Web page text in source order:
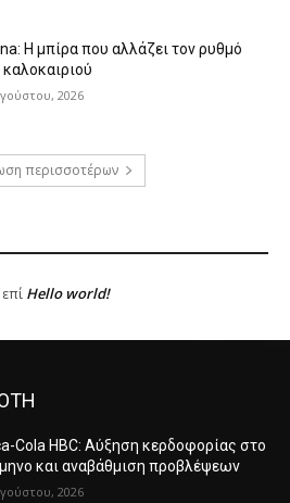
Η μπίρα που αλλάζει τον ρυθμό
καλοκαιριού
2026
περισσοτέρων
επί Hello world!
Cola HBC: Αύξηση κερδοφορίας στο
και αναβάθμιση προβλέψεων
2026